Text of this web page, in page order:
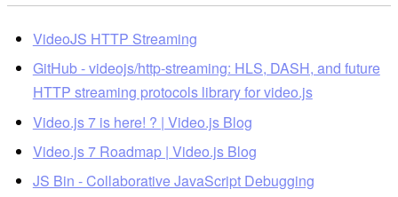
VideoJS HTTP Streaming
GitHub - videojs/http-streaming: HLS, DASH, and future
HTTP streaming protocols library for video.js
Video.js 7 is here! ? | Video.js Blog
Video.js 7 Roadmap | Video.js Blog
JS Bin - Collaborative JavaScript Debugging